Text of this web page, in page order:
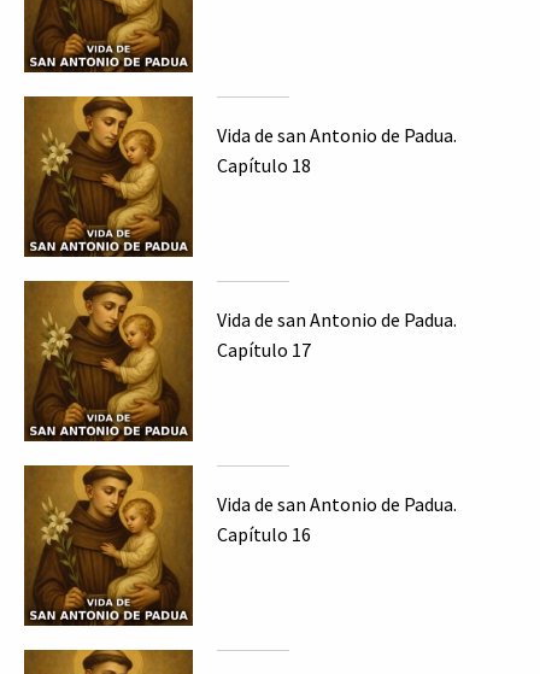
Vida de san Antonio de Padua.
Capítulo 18
Vida de san Antonio de Padua.
Capítulo 17
Vida de san Antonio de Padua.
Capítulo 16